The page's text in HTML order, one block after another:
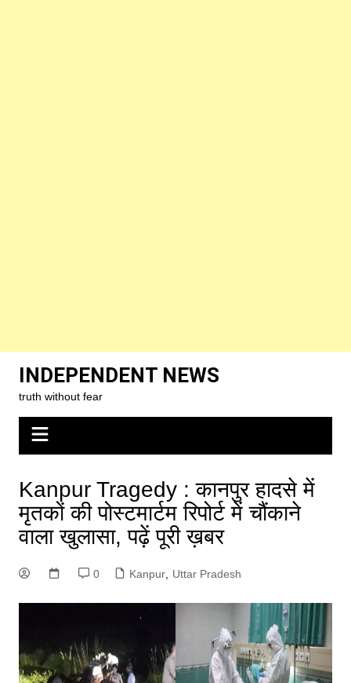
content
INDEPENDENT NEWS
truth without fear
Kanpur Tragedy : कानपुर हादसे में
मृतकों की पोस्टमार्टम रिपोर्ट में चौंकाने
वाला खुलासा, पढ़ें पूरी ख़बर
0 Kanpur, Uttar Pradesh